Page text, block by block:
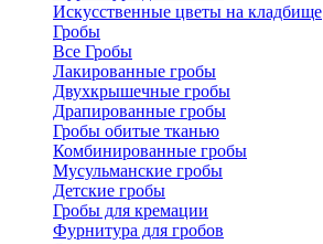
Искусственные цветы на кладбище
Гробы
Все Гробы
Лакированные гробы
Двухкрышечные гробы
Драпированные гробы
Гробы обитые тканью
Комбинированные гробы
Мусульманские гробы
Детские гробы
Гробы для кремации
Фурнитура для гробов